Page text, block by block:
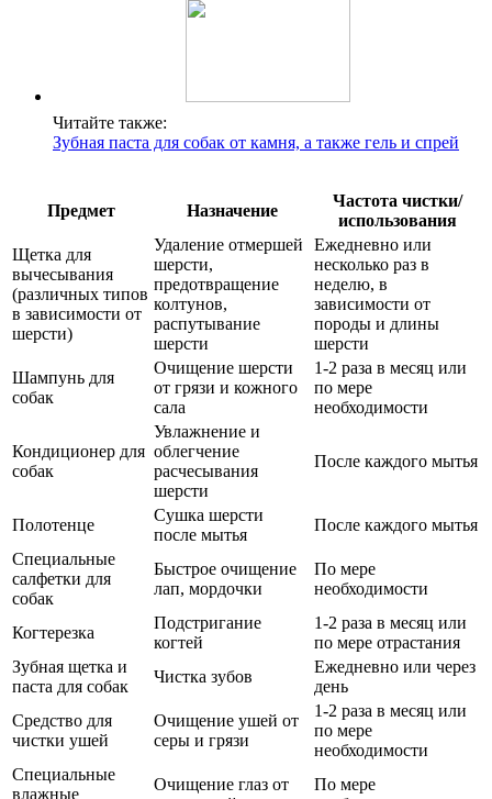
Читайте также:
Зубная паста для собак от камня, а также гель и спрей
Предмет Назначение
Частота чистки/
использования
Щетка для
вычесывания
(различных типов
в зависимости от
шерсти)
Удаление отмершей
шерсти,
предотвращение
колтунов,
распутывание
шерсти
Ежедневно или
несколько раз в
неделю, в
зависимости от
породы и длины
шерсти
Шампунь для
собак
Очищение шерсти
от грязи и кожного
сала
1-2 раза в месяц или
по мере
необходимости
Кондиционер для
собак
Увлажнение и
облегчение
расчесывания
шерсти
После каждого мытья
Полотенце
Сушка шерсти
после мытья
После каждого мытья
Специальные
салфетки для
собак
Быстрое очищение
лап, мордочки
По мере
необходимости
Когтерезка
Подстригание
когтей
1-2 раза в месяц или
по мере отрастания
Зубная щетка и
паста для собак
Чистка зубов
Ежедневно или через
день
Средство для
чистки ушей
Очищение ушей от
серы и грязи
1-2 раза в месяц или
по мере
необходимости
Специальные
влажные
Очищение глаз от
По мере